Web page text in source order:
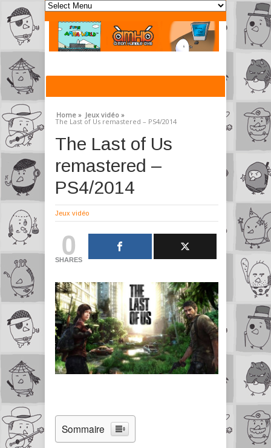
Home » Jeux vidéo »
The Last of Us remastered – PS4/2014
The Last of Us
remastered –
PS4/2014
Jeux vidéo
0
SHARES
Sommaire